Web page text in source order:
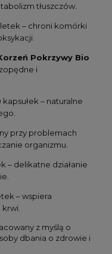
tłuszczów.
– chroni komórki
Pokrzywy Bio
i
kapsułek – naturalne
przy problemach
organizmu.
– delikatne działanie
– wspiera
z myślą o
dbania o zdrowie i